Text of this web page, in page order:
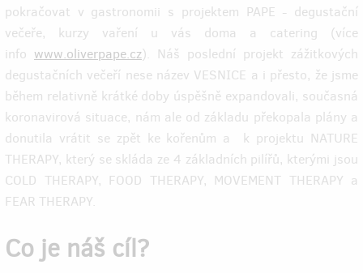
pokračovat v gastronomii s projektem PAPE - degustační
večeře, kurzy vaření u vás doma a catering (více
info www.oliverpape.cz). Náš poslední projekt zážitkových
degustačních večeří nese název VESNICE a i přesto, že jsme
během relativně krátké doby úspěšně expandovali, současná
koronavirová situace, nám ale od základu překopala plány a
donutila vrátit se zpět ke kořenům a k projektu NATURE
THERAPY, který se skláda ze 4 základních pilířů, kterými jsou
COLD THERAPY, FOOD THERAPY, MOVEMENT THERAPY a
FEAR THERAPY.
Co je náš cíl?